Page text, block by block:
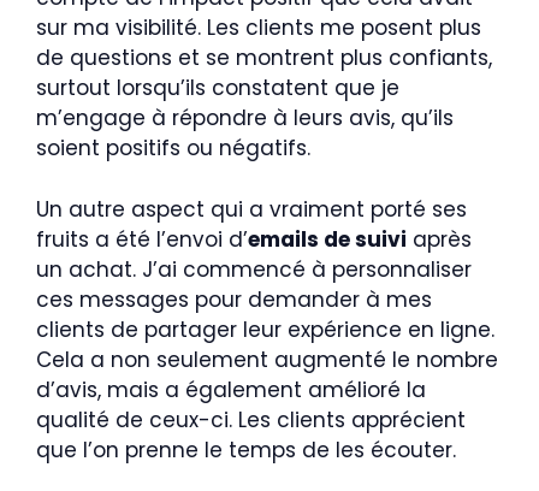
sur ma visibilité. Les clients me posent plus
de questions et se montrent plus confiants,
surtout lorsqu’ils constatent que je
m’engage à répondre à leurs avis, qu’ils
soient positifs ou négatifs.
Un autre aspect qui a vraiment porté ses
fruits a été l’envoi d’emails de suivi après
un achat. J’ai commencé à personnaliser
ces messages pour demander à mes
clients de partager leur expérience en ligne.
Cela a non seulement augmenté le nombre
d’avis, mais a également amélioré la
qualité de ceux-ci. Les clients apprécient
que l’on prenne le temps de les écouter.